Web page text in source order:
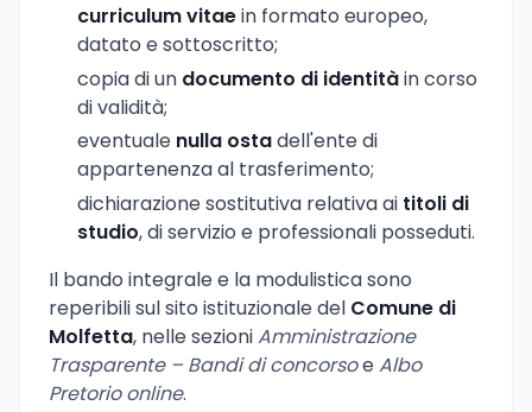
curriculum vitaein formato europeo,
datato e sottoscritto;
copia di un documento di identitàin corso
di validità;
eventuale nulla ostadell'ente di
appartenenza al trasferimento;
dichiarazione sostitutiva relativa ai titoli di
studio, di servizio e professionali posseduti.
Il bando integrale e la modulistica sono
reperibili sul sito istituzionale del Comune di
Molfetta, nelle sezioniAmministrazione
Trasparente – Bandi di concorsoeAlbo
Pretorio online.